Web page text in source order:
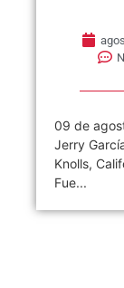
09 de
Jerry
Knolls,
Fue...